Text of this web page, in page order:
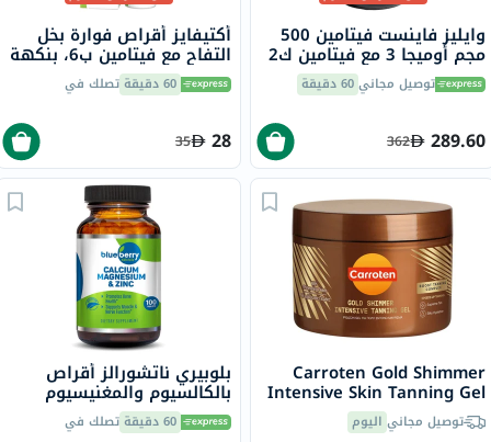
وايليز فاينست فيتامين 500
مجم أوميجا 3 مع فيتامين ك2
زيت السمك 2 حزمة 60توصيل مجاني60 دقيقة
289.60
362
أكتيفايز أقراص فوارة بخل
التفاح مع فيتامين ب6، بنكهة
الحمضيات، حزمة من 20
60 دقيقة تصلك في
28
35
Carroten Gold Shimmer
Intensive Skin Tanning Gel
150mlتوصيل مجاني اليوم
بلوبيري ناتشورالز أقراص
بالكالسيوم والمغنيسيوم
والزنك، 100 قطعة60 دقيقة تصلك في